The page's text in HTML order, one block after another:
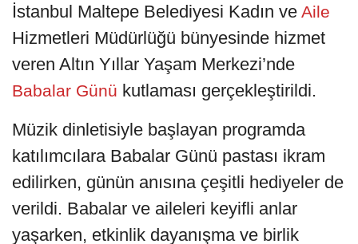
İstanbul Maltepe Belediyesi Kadın ve Aile
Hizmetleri Müdürlüğü bünyesinde hizmet
veren Altın Yıllar Yaşam Merkezi’nde
Babalar Günü kutlaması gerçekleştirildi.
Müzik dinletisiyle başlayan programda
katılımcılara Babalar Günü pastası ikram
edilirken, günün anısına çeşitli hediyeler de
verildi. Babalar ve aileleri keyifli anlar
yaşarken, etkinlik dayanışma ve birlik